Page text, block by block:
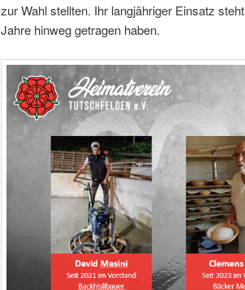
zur Wahl stellten. Ihr langjähriger Einsatz
Jahre hinweg getragen haben.